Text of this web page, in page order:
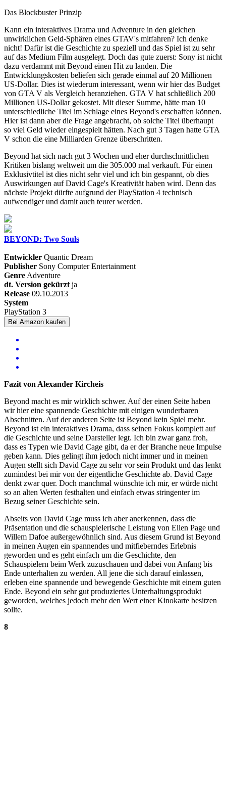
Das Blockbuster Prinzip
Kann ein interaktives Drama und Adventure in den gleichen
unwirklichen Geld-Sphären eines GTAV's mitfahren? Ich denke
nicht! Dafür ist die Geschichte zu speziell und das Spiel ist zu sehr
auf das Medium Film ausgelegt. Doch das gute zuerst: Sony ist nicht
dazu verdammt mit Beyond einen Hit zu landen. Die
Entwicklungskosten beliefen sich gerade einmal auf 20 Millionen
US-Dollar. Dies ist wiederum interessant, wenn wir hier das Budget
von GTA V als Vergleich heranziehen. GTA V hat schließlich 200
Millionen US-Dollar gekostet. Mit dieser Summe, hätte man 10
unterschiedliche Titel im Schlage eines Beyond's erschaffen können.
Hier ist dann aber die Frage angebracht, ob solche Titel überhaupt
so viel Geld wieder eingespielt hätten. Nach gut 3 Tagen hatte GTA
V schon die eine Milliarden Grenze überschritten.
Beyond hat sich nach gut 3 Wochen und eher durchschnittlichen
Kritiken bislang weltweit um die 305.000 mal verkauft. Für einen
Exklusivtitel ist dies nicht sehr viel und ich bin gespannt, ob dies
Auswirkungen auf David Cage's Kreativität haben wird. Denn das
nächste Projekt dürfte aufgrund der PlayStation 4 technisch
aufwendiger und damit auch teurer werden.
BEYOND: Two Souls
Entwickler Quantic Dream
Publisher Sony Computer Entertainment
Genre Adventure
dt. Version gekürzt ja
Release 09.10.2013
System
PlayStation 3
Bei Amazon kaufen
Fazit von Alexander Kircheis
Beyond macht es mir wirklich schwer. Auf der einen Seite haben
wir hier eine spannende Geschichte mit einigen wunderbaren
Abschnitten. Auf der anderen Seite ist Beyond kein Spiel mehr.
Beyond ist ein interaktives Drama, dass seinen Fokus komplett auf
die Geschichte und seine Darsteller legt. Ich bin zwar ganz froh,
dass es Typen wie David Cage gibt, da er der Branche neue Impulse
geben kann. Dies gelingt ihm jedoch nicht immer und in meinen
Augen stellt sich David Cage zu sehr vor sein Produkt und das lenkt
zumindest bei mir von der eigentliche Geschichte ab. David Cage
denkt zwar quer. Doch manchmal wünschte ich mir, er würde nicht
so an alten Werten festhalten und einfach etwas stringenter im
Bezug seiner Geschichte sein.
Abseits von David Cage muss ich aber anerkennen, dass die
Präsentation und die schauspielerische Leistung von Ellen Page und
Willem Dafoe außergewöhnlich sind. Aus diesem Grund ist Beyond
in meinen Augen ein spannendes und mitfieberndes Erlebnis
geworden und es geht einfach um die Geschichte, den
Schauspielern beim Werk zuzuschauen und dabei von Anfang bis
Ende unterhalten zu werden. All jene die sich darauf einlassen,
erleben eine spannende und bewegende Geschichte mit einem guten
Ende. Beyond ein sehr gut produziertes Unterhaltungsprodukt
geworden, welches jedoch mehr den Wert einer Kinokarte besitzen
sollte.
8